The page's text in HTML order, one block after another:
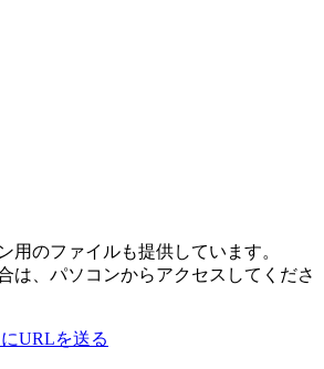
用のファイルも提供しています。
は、パソコンからアクセスしてくださ
URLを送る